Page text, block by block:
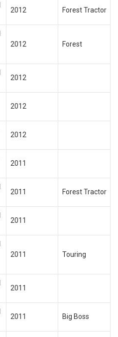
2012 Forest Tractor
2012 Forest
2012
2012
2012
2011
2011 Forest Tractor
2011
2011 Touring
2011
2011 Big Boss